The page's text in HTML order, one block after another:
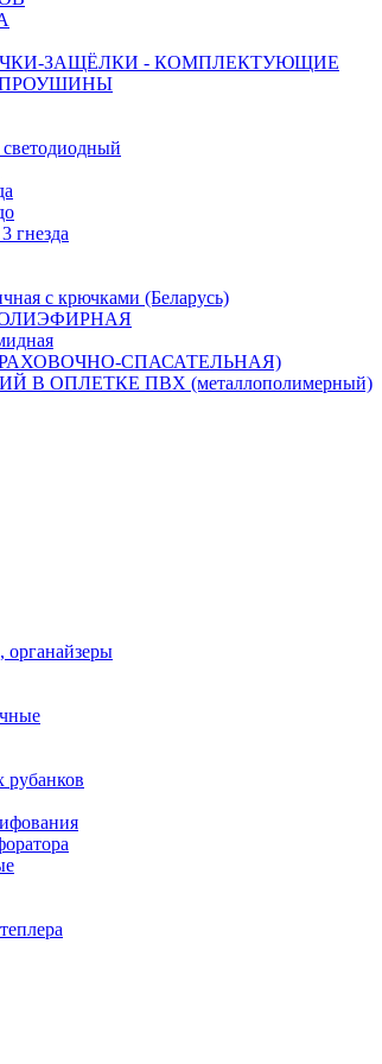
ЗАЩЁЛКИ - КОМПЛЕКТУЮЩИЕ
гнезда
с крючками (Беларусь)
ПОЛИЭФИРНАЯ
СПАСАТЕЛЬНАЯ)
В ОПЛЕТКЕ ПВХ (металлополимерный)
органайзеры
рубанков